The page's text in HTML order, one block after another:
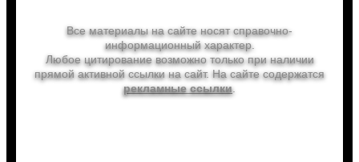
Все материалы на сайте носят справочно-
информационный характер.
Любое цитирование возможно только при наличии
прямой активной ссылки на сайт. На сайте содержатся
рекламные ссылки.